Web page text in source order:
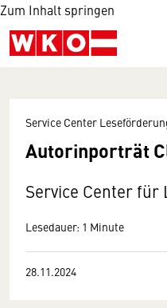
Zum Inhalt springen
Service Center
Autorinporträt
Service Center für
Lesedauer: 1 Minute
28.11.2024